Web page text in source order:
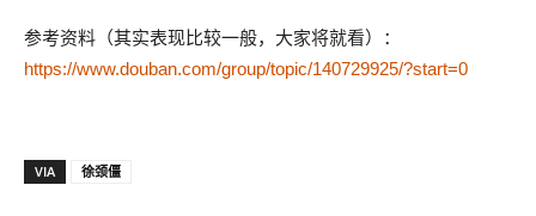
参考资料（其实表现比较一般，大家将就看）：
https://www.douban.com/group/topic/140729925/?start=0
VIA 徐颈僵